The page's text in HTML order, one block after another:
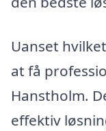
Uanset
at få
Hanstholm.
effektiv